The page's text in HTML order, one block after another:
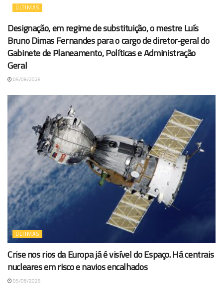
ÚLTIMAS
Designação, em regime de substituição, o mestre Luís
Bruno Dimas Fernandes para o cargo de diretor-geral do
Gabinete de Planeamento, Políticas e Administração
Geral
05/08/2026
ÚLTIMAS
Crise nos rios da Europa já é visível do Espaço. Há centrais
nucleares em risco e navios encalhados
05/08/2026